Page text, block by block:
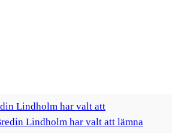
Lindholm har valt att